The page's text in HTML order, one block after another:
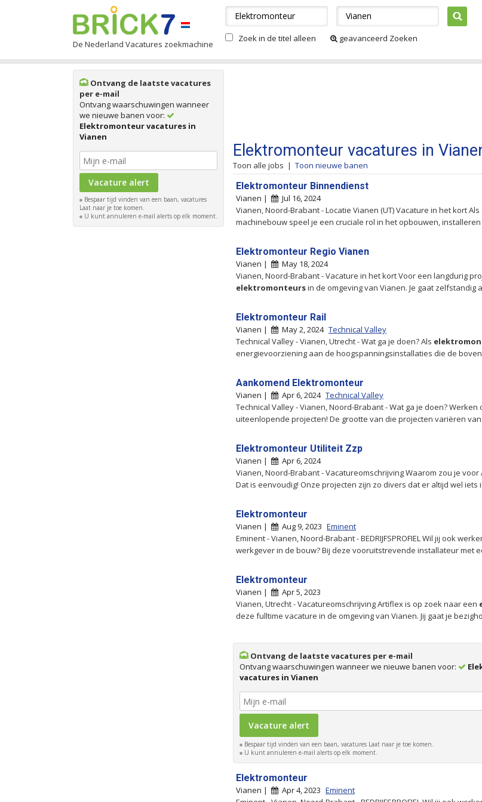
De Nederland Vacatures zoekmachine
Zoek in de titel alleen geavanceerd Zoeken
Ontvang de laatste vacatures
per e-mail
Ontvang waarschuwingen wanneer
we nieuwe banen voor:
Elektromonteur vacatures in
Vianen
Bespaar tijd vinden van een baan, vacatures
Laat naar je toe komen.
U kunt annuleren e-mail alerts op elk moment.
Elektromonteur vacatures in
Toon alle jobs | Toon nieuwe banen
Elektromonteur Binnendienst
Vianen |
Jul 16, 2024
Vianen, Noord-Brabant - Locatie Vianen (UT) Vacature in het kort Als
machinebouw speel je een cruciale rol in het opbouwen,
Elektromonteur Regio Vianen
Vianen |
May 18, 2024
Vianen, Noord-Brabant - Vacature in het kort Voor een langdurig
elektromonteursin de omgeving van Vianen. Je gaat zelfstandig
Elektromonteur Rail
Vianen | May 2, 2024 Technical Valley
Technical Valley - Vianen, Utrecht - Wat ga je doen? Als
energievoorziening aan de hoogspanningsinstallaties die de
Aankomend Elektromonteur
Vianen | Apr 6, 2024 Technical Valley
Technical Valley - Vianen, Noord-Brabant - Wat ga je doen?
uiteenlopende projecten! De grootte van die projecten variëren
Elektromonteur Utiliteit Zzp
Vianen |
Apr 6, 2024
Vianen, Noord-Brabant - Vacatureomschrijving Waarom zou je voor
Dat is eenvoudig! Onze projecten zijn zo divers dat er altijd wel iets
Elektromonteur
Vianen | Aug 9, 2023 Eminent
Eminent - Vianen, Noord-Brabant - BEDRIJFSPROFIEL Wil jij ook
werkgever in de bouw? Bij deze vooruitstrevende installateur met
Elektromonteur
Vianen |
Apr 5, 2023
Vianen, Utrecht - Vacatureomschrijving Artiflex is op zoek naar een
deze fulltime vacature in de omgeving van Vianen. Jij gaat je
Ontvang de laatste vacatures per e-mail
Ontvang waarschuwingen wanneer we nieuwe banen voor:
vacatures in Vianen
Bespaar tijd vinden van een baan, vacatures Laat naar je toe komen.
U kunt annuleren e-mail alerts op elk moment.
Elektromonteur
Vianen | Apr 4, 2023 Eminent